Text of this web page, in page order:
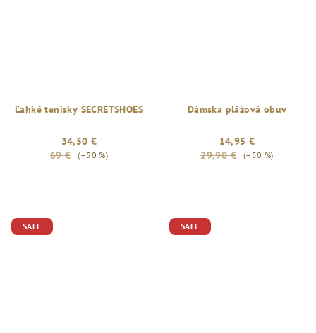
Ľahké tenisky SECRETSHOES
34,50 €
69 €
(–50 %)
Dámska plážová obuv
14,95 €
29,90 €
(–50 %)
SALE SALE